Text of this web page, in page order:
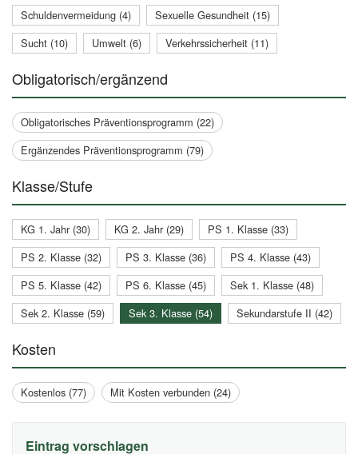
Schuldenvermeidung (4)
Sexuelle Gesundheit (15)
Sucht (10)
Umwelt (6) Verkehrssicherheit (11)
Obligatorisch/ergänzend
Obligatorisches Präventionsprogramm (22)
Ergänzendes Präventionsprogramm (79)
Klasse/Stufe
KG 1. Jahr (30) KG 2. Jahr (29)
PS 1. Klasse (33)
PS 2. Klasse (32)
PS 3. Klasse (36)
PS 4. Klasse (43)
PS 5. Klasse (42)
PS 6. Klasse (45)
Sek 1. Klasse (48)
Sek 2. Klasse (59)
Sek 3. Klasse (54) Sekundarstufe II (42)
Kosten
Kostenlos (77) Mit Kosten verbunden (24)
Eintrag vorschlagen